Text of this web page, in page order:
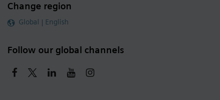
Change region
Global | English
Follow our global channels